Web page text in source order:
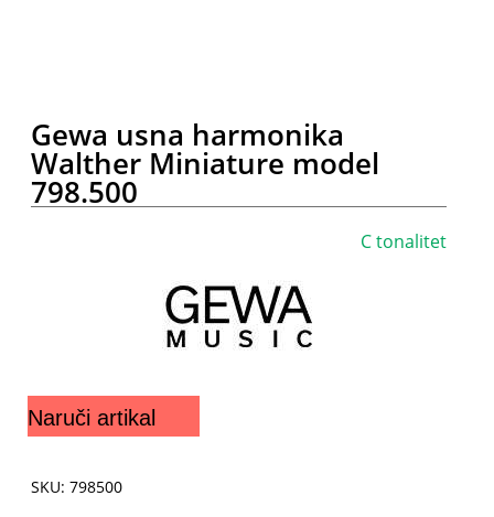
Gewa usna harmonika
Walther Miniature model
798.500
C tonalitet
Naruči artikal
SKU: 798500